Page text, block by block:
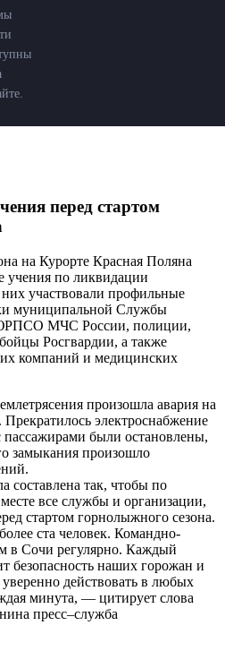
перед стартом
на Курорте Красная Поляна
учения по ликвидации
участвовали профильные
муниципальной Службы
МЧС России, полиции,
Росгвардии, а также
компаний и медицинских
произошла авария на
электроснабжение
были остановлены,
замыкания произошло
так, чтобы по
все службы и организации,
стартом горнолыжного сезона.
ста человек. Командно-
в Сочи регулярно. Каждый
безопасность наших горожан и
действовать в любых
минута, — цитирует слова
пресс–служба